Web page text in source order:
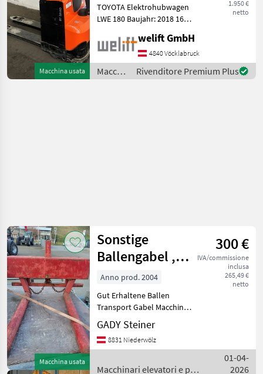
Macchina usata
1.950 €
netto
TOYOTA Elektrohubwagen
LWE 180 Baujahr: 2018 1625
1800 kg Gabellänge: 1150
mm Bereifung: Polyurethan
- Batterie 24 V - Ladeg
welift GmbH
4840 Vöcklabruck
Macchinari
elevatori
Rivenditore Premium Plus
Macchina usata
Sonstige
Ballengabel ,
Ballentransport
300 €
IVA/commissione
inclusa
265,49 €
netto
Anno prod. 2004
Gut Erhaltene Ballen
Transport Gabel Macchinari
elevatori e per magazzino
immagazzinare/impilare
GADY Steiner
8831 Niederwölz
Macchinari elevatori e per
01-04-
2026